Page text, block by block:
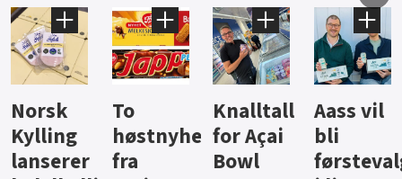
Knalltall
for Açai
Bowl
Aass vil
bli
førstevalg
Brus og
jus fra
Berentsen
Hard
iste fra
Hansa